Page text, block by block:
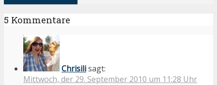
5 Kommentare
Chrisilisagt:
Mittwoch, der 29. September 2010 um 11:28 Uhr